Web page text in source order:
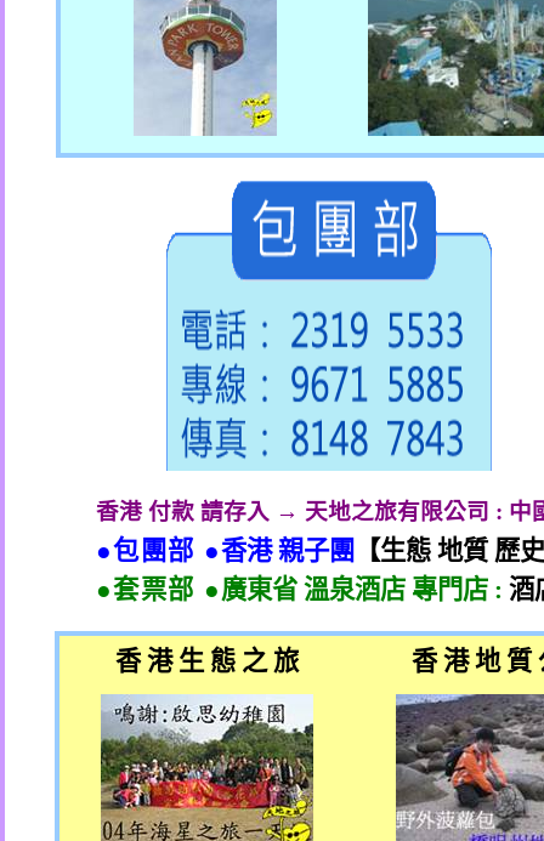
香港 付款 請存入 → 天地之旅有限公司 : 中
●包團部 ●香港 親子團
【生態 地質 歷
●套票部 ●廣東省 溫泉酒店 專門店 : 酒
香 港 生 態 之 旅 香 港 地 質